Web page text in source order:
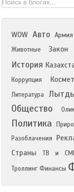
WOW Авто Армия
Животные
Закон
История
Коррупция
Литература
Общество
Политика
Разоблачения
Страны
ТВ и
Троллинг Финансы